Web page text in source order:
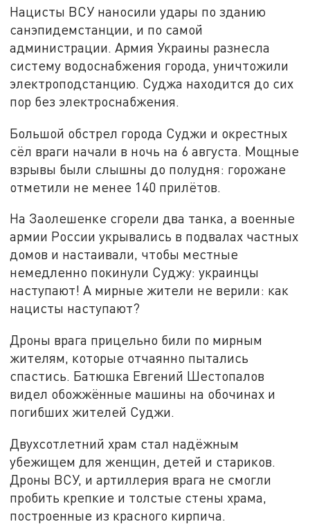
Нацисты ВСУ наносили удары по зданию
санэпидемстанции, и по самой
администрации. Армия Украины разнесла
систему водоснабжения города, уничтожили
электроподстанцию. Суджа находится до сих
пор без электроснабжения.
Большой обстрел города Суджи и окрестных
сёл враги начали в ночь на 6 августа. Мощные
взрывы были слышны до полудня: горожане
отметили не менее 140 прилётов.
На Заолешенке сгорели два танка, а военные
армии России укрывались в подвалах частных
домов и настаивали, чтобы местные
немедленно покинули Суджу: украинцы
наступают! А мирные жители не верили: как
нацисты наступают?
Дроны врага прицельно били по мирным
жителям, которые отчаянно пытались
спастись. Батюшка Евгений Шестопалов
видел обожжённые машины на обочинах и
погибших жителей Суджи.
Двухсотлетний храм стал надёжным
убежищем для женщин, детей и стариков.
Дроны ВСУ, и артиллерия врага не смогли
пробить крепкие и толстые стены храма,
построенные из красного кирпича.